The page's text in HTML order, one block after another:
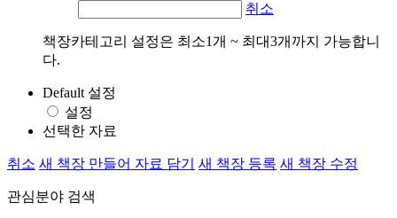
취소
책장카테고리 설정은 최소1개 ~ 최대3개까지 가능합니
다.
Default 설정
설정
선택한 자료
취소 새 책장 만들어 자료 담기 새 책장 등록 새 책장 수정
관심분야 검색